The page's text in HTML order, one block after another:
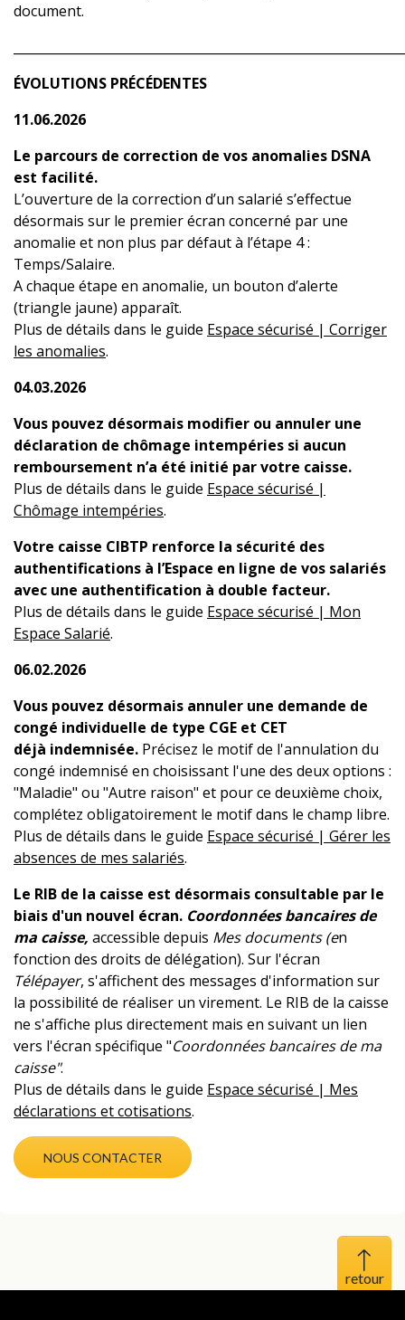
document.
ÉVOLUTIONS PRÉCÉDENTES
11.06.2026
Le parcours de correction de vos anomalies DSNA
est facilité.
L’ouverture de la correction d’un salarié s’effectue
désormais sur le premier écran concerné par une
anomalie et non plus par défaut à l’étape 4 :
Temps/Salaire.
A chaque étape en anomalie, un bouton d’alerte
(triangle jaune) apparaît.
Plus de détails dans le guide Espace sécurisé | Corriger
les anomalies.
04.03.2026
Vous pouvez désormais modifier ou annuler une
déclaration de chômage intempéries si aucun
remboursement n’a été initié par votre caisse.
Plus de détails dans le guide Espace sécurisé |
Chômage intempéries.
Votre caisse CIBTP renforce la sécurité des
authentifications à l’Espace en ligne de vos salariés
avec une authentification à double facteur.
Plus de détails dans le guide Espace sécurisé | Mon
Espace Salarié.
06.02.2026
Vous pouvez désormais annuler une demande de
congé individuelle de type CGE et CET
déjà indemnisée. Précisez le motif de l'annulation du
congé indemnisé en choisissant l'une des deux options :
"Maladie" ou "Autre raison" et pour ce deuxième choix,
complétez obligatoirement le motif dans le champ libre.
Plus de détails dans le guide Espace sécurisé | Gérer les
absences de mes salariés.
Le RIB de la caisse est désormais consultable par le
biais d'un nouvel écran. Coordonnées bancaires de
ma caisse, accessible depuis Mes documents (en
fonction des droits de délégation). Sur l'écran
Télépayer, s'affichent des messages d'information sur
la possibilité de réaliser un virement. Le RIB de la caisse
ne s'affiche plus directement mais en suivant un lien
vers l'écran spécifique "Coordonnées bancaires de ma
caisse".
Plus de détails dans le guide Espace sécurisé | Mes
déclarations et cotisations.
NOUS CONTACTER
Haut